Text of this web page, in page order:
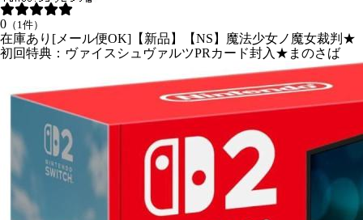
0 （1件）
在庫あり[メール便OK]【新品】【NS】魔法少女ノ魔女裁判★
初回特典：ヴァイスシュヴァルツPRカード封入★まのさば